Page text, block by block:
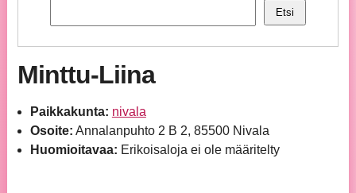
Etsi
Minttu-Liina
Paikkakunta: nivala
Osoite: Annalanpuhto 2 B 2, 85500 Nivala
Huomioitavaa: Erikoisaloja ei ole määritelty